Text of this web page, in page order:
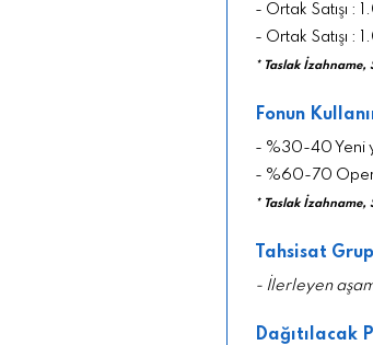
- Ortak Satışı
- Ortak Satışı
* Taslak İzahname,
Fonun
- %30-40 Yeni
- %60-70
* Taslak İzahname,
Tahsisat
- İlerleyen
Dağıtılacak